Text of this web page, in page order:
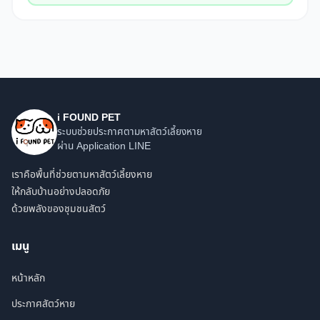
i FOUND PET
ระบบช่วยประกาศตามหาสัตว์เลี้ยงหาย
ผ่าน Application LINE
เราคือพื้นที่ช่วยตามหาสัตว์เลี้ยงหาย
ให้กลับบ้านอย่างปลอดภัย
ด้วยพลังของชุมชนสัตว์
เมนู
หน้าหลัก
ประกาศสัตว์หาย